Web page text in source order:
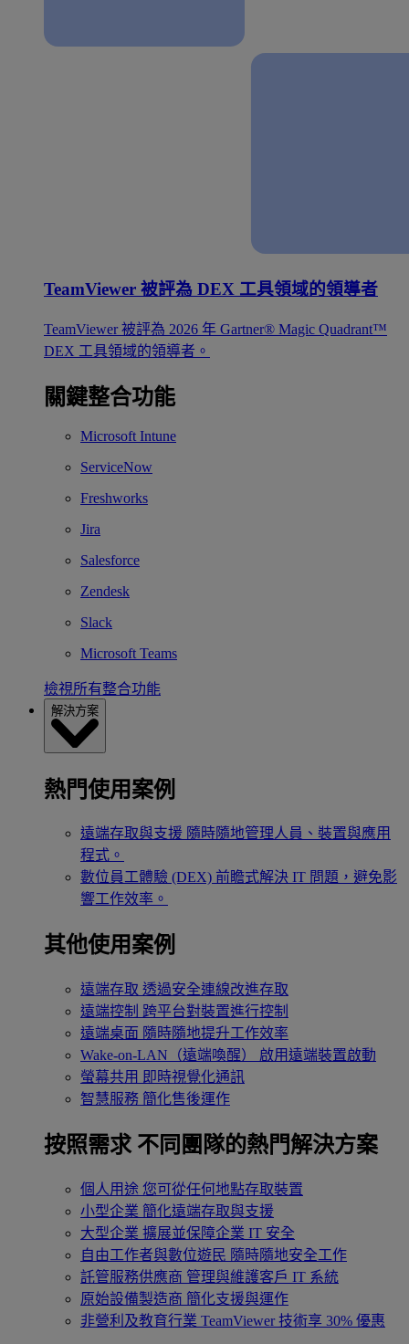
TeamViewer 被評為 DEX 工具領域的領導者
TeamViewer 被評為 2026 年 Gartner® Magic Quadrant™
DEX 工具領域的領導者。
關鍵整合功能
Microsoft Intune
ServiceNow
Freshworks
Jira
Salesforce
Zendesk
Slack
Microsoft Teams
檢視所有整合功能
解決方案
熱門使用案例
遠端存取與支援 隨時隨地管理人員、裝置與應用
程式。
數位員工體驗 (DEX) 前瞻式解決 IT 問題，避免影
響工作效率。
其他使用案例
遠端存取 透過安全連線改進存取
遠端控制 跨平台對裝置進行控制
遠端桌面 隨時隨地提升工作效率
Wake-on-LAN（遠端喚醒）
啟用遠端裝置啟動
螢幕共用 即時視覺化通訊
智慧服務 簡化售後運作
按照需求 不同團隊的熱門解決方案
個人用途 您可從任何地點存取裝置
小型企業 簡化遠端存取與支援
大型企業 擴展並保障企業 IT 安全
自由工作者與數位遊民 隨時隨地安全工作
託管服務供應商 管理與維護客戶 IT 系統
原始設備製造商 簡化支援與運作
非營利及教育行業 TeamViewer 技術享 30% 優惠